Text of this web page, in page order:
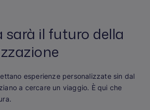
sarà il futuro della
esperienze personalizzate sin dal
a cercare un viaggio. È qui che